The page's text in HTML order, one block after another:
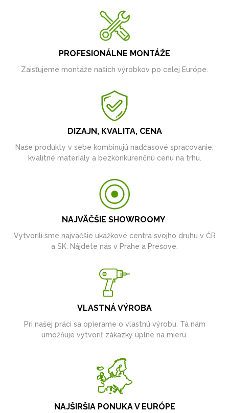
PROFESIONÁLNE MONTÁŽE
Zaisťujeme montáže našich výrobkov po celej Európe.
DIZAJN, KVALITA, CENA
Naše produkty v sebe kombinujú nadčasové spracovanie,
kvalitné materiály a bezkonkurenčnú cenu na trhu.
NAJVÄČŠIE SHOWROOMY
Vytvorili sme najväčšie ukážkové centrá svojho druhu v ČR
a SK. Nájdete nás v Prahe a Prešove.
VLASTNÁ VÝROBA
Pri našej práci sa opierame o vlastnú výrobu. Tá nám
umožňuje vytvoriť zákazky úplne na mieru.
NAJŠIRŠIA PONUKA V EURÓPE